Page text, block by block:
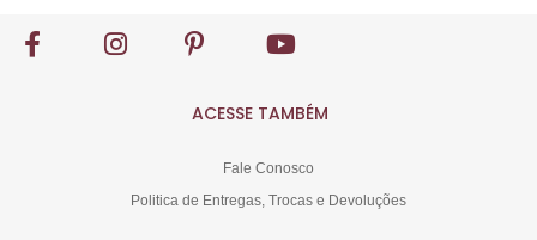
ACESSE TAMBÉM
Fale Conosco
Politica de Entregas, Trocas e Devoluções